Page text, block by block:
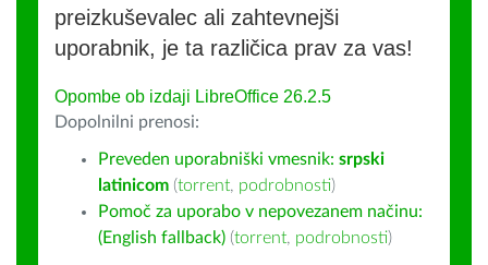
preizkuševalec ali zahtevnejši
uporabnik, je ta različica prav za vas!
Opombe ob izdaji LibreOffice 26.2.5
Dopolnilni prenosi:
Preveden uporabniški vmesnik: srpski
latinicom (torrent, podrobnosti)
Pomoč za uporabo v nepovezanem načinu:
(English fallback) (torrent, podrobnosti)